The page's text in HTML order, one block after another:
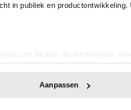
in publiek en
locatie, die tot een paar
te scannen op specifieke
in de Cookieverklaring.
Aanpassen